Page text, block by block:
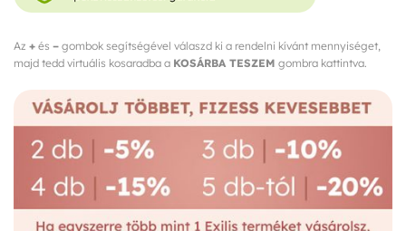
Az + és – gombok segítségével válaszd ki a rendelni kívánt mennyiséget,
majd tedd virtuális kosaradba a KOSÁRBA TESZEM gombra kattintva.